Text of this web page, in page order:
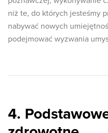
niż te, do których jesteśmy
nabywać nowych
podejmować wyzwania
4.